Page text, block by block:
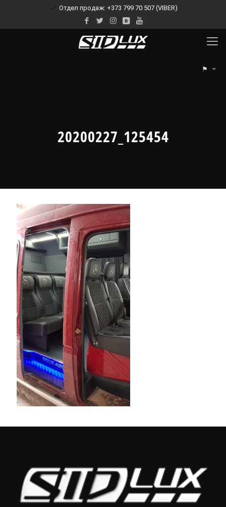
Отдел продаж: +373 799 70 507 (VIBER)
⚑
20200227_125454